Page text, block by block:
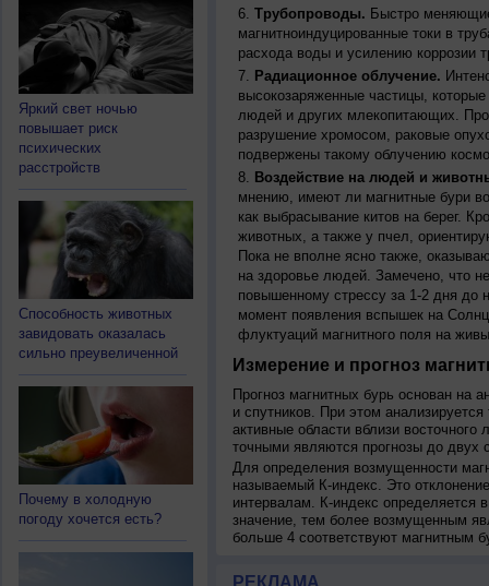
Яркий свет ночью
повышает риск
психических
расстройств
Способность животных
завидовать оказалась
сильно преувеличенной
Почему в холодную
погоду хочется есть?
Трубопроводы. Быстро
магнитноиндуцированные токи в
расхода воды и усилению коррозии
Радиационное облучение.
высокозаряженные частицы,
людей и других млекопитающих.
разрушение хромосом, раковые
подвержены такому облучению
Воздействие на людей и
мнению, имеют ли магнитные бури
как выбрасывание китов на берег.
животных, а также у пчел,
Пока не вполне ясно также,
на здоровье людей. Замечено, что
повышенному стрессу за 1-2 дня до
момент появления вспышек на
флуктуаций магнитного поля на
Измерение и прогноз
Прогноз магнитных бурь основан на
и спутников. При этом
активные области вблизи
точными являются прогнозы до двух
Для определения возмущенности
называемый К-индекс. Это
интервалам. К-индекс определяется
значение, тем более возмущенным
больше 4 соответствуют магнитным
РЕКЛАМА